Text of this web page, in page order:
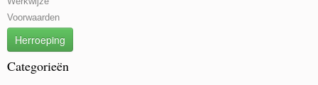
Voorwaarden
Herroeping
Categorieën